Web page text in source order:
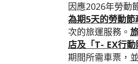
因應2026年勞動
為期5天的勞動
次的旅運服務。
店及「T- EX行動
期間所需車票，